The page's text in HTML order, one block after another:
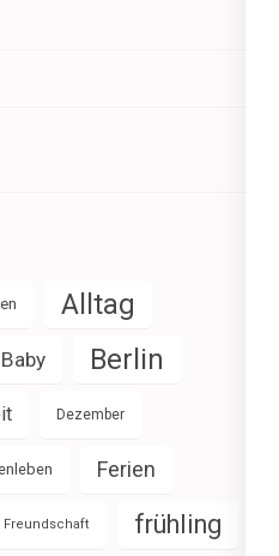
Alltag
Baby Berlin
Dezember
Ferien
Freundschaft frühling